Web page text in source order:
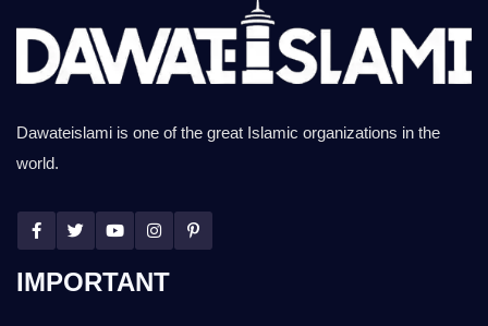
Dawateislami is one of the great Islamic organizations in the
world.
IMPORTANT